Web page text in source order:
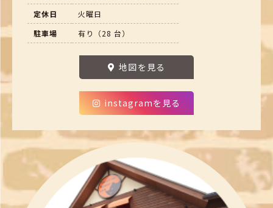
定休日
火曜日
駐車場
有り（28 台）
地図を見る
instagramを見る